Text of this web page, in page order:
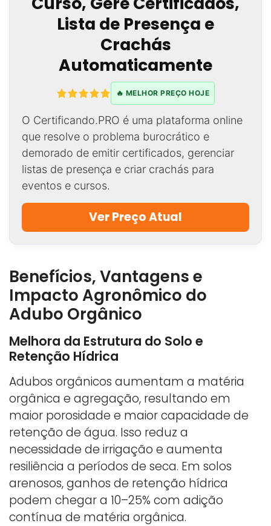
Lista de Presença e
Crachás
Automaticamente
🔥 MELHOR PREÇO HOJE
O Certificando.PRO é uma plataforma online
que resolve o problema burocrático e
demorado de emitir certificados, gerenciar
listas de presença e criar crachás para
eventos e cursos.
Ver Preço Atual
Benefícios, Vantagens e
Impacto Agronômico do
Adubo Orgânico
Melhora da Estrutura do Solo e
Retenção Hídrica
Adubos orgânicos aumentam a matéria
orgânica e agregação, resultando em
maior porosidade e maior capacidade de
retenção de água. Isso reduz a
necessidade de irrigação e aumenta
resiliência a períodos de seca. Em solos
arenosos, ganhos de retenção hídrica
podem chegar a 10–25% com adição
contínua de matéria orgânica.